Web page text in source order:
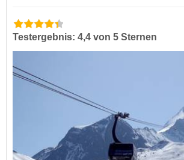
Testergebnis: 4,4 von 5 Sternen